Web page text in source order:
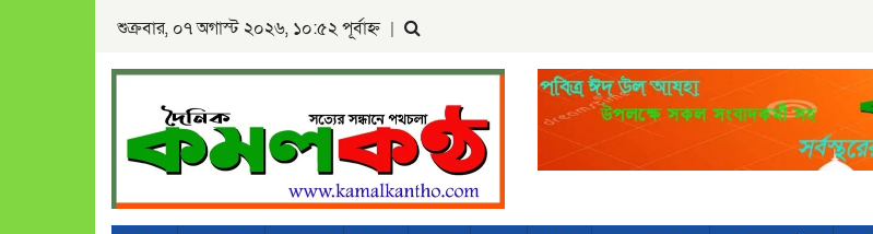
শুক্রবার, ০৭ অগাস্ট ২০২৬, ১০:৫২ পূর্বাহ্ন |